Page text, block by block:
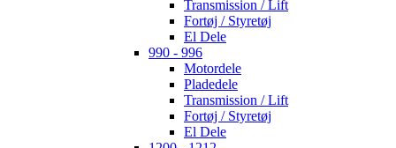
Transmission / Lift
Fortøj / Styretøj
El Dele
990 - 996
Motordele
Pladedele
Transmission / Lift
Fortøj / Styretøj
El Dele